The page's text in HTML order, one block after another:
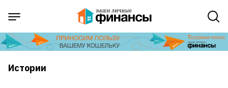
Истории